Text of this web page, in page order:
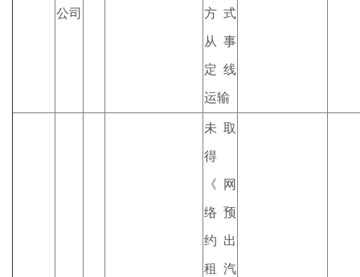
公司
方式
从事
定线
运输
未取
得
《网
络预
约出
租汽